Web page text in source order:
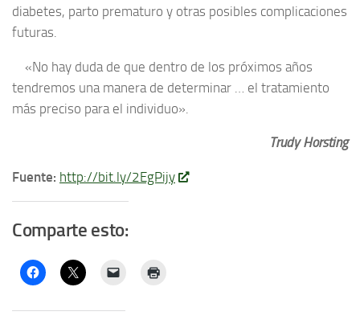
diabetes, parto prematuro y otras posibles complicaciones
futuras.
«No hay duda de que dentro de los próximos años
tendremos una manera de determinar … el tratamiento
más preciso para el individuo».
Trudy Horsting
Fuente: http://bit.ly/2EgPijy
Comparte esto: